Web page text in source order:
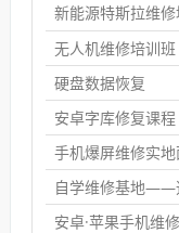
新能源特斯拉维修
无人机维修培训班
硬盘数据恢复
安卓字库修复课程
手机爆屏维修实
自学维修基地——
安卓·苹果手机维